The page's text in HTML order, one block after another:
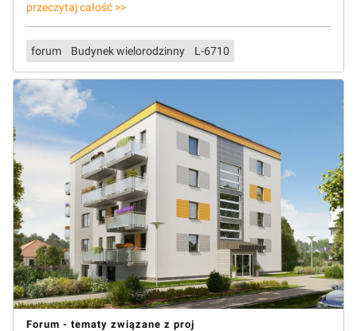
przeczytaj całość >>
forum Budynek wielorodzinny L-6710
Forum - tematy związane z proj